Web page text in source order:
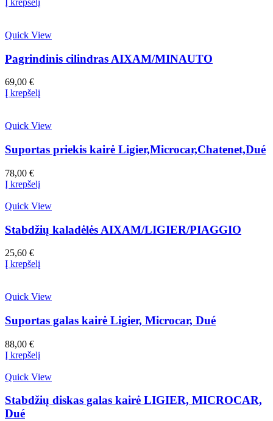
Į krepšelį
Quick View
Pagrindinis cilindras AIXAM/MINAUTO
69,00 €
Į krepšelį
Quick View
Suportas priekis kairė Ligier,Microcar,Chatenet,Dué
78,00 €
Į krepšelį
Quick View
Stabdžių kaladėlės AIXAM/LIGIER/PIAGGIO
25,60 €
Į krepšelį
Quick View
Suportas galas kairė Ligier, Microcar, Dué
88,00 €
Į krepšelį
Quick View
Stabdžių diskas galas kairė LIGIER, MICROCAR,
Dué